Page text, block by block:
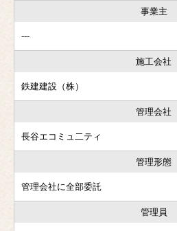
事業主
---
施工会社
鉄建建設（株）
管理会社
長谷エコミュ二ティ
管理形態
管理会社に全部委託
管理員